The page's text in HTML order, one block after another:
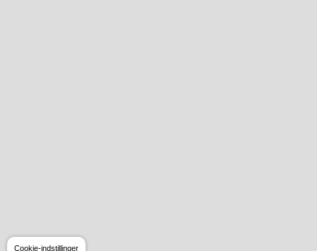
Cookie-indstillinger